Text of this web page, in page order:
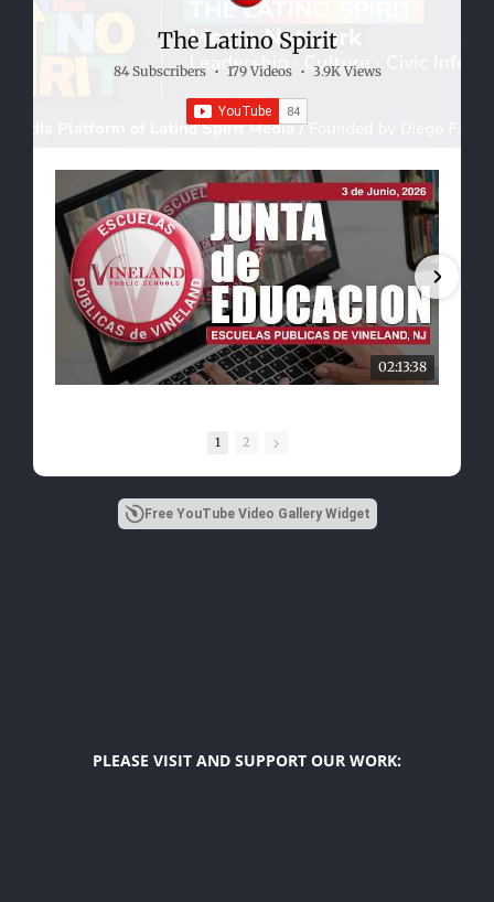
The Latino Spirit
84 Subscribers • 179 Videos • 3.9K Views
02:13:38
1 2
Free YouTube Video Gallery Widget
PLEASE VISIT AND SUPPORT OUR WORK: